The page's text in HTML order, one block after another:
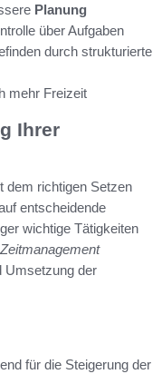
Planung
über Aufgaben
durch strukturierte
mehr Freizeit
Ihrer
dem richtigen Setzen
entscheidende
wichtige Tätigkeiten
Zeitmanagement
Umsetzung der
für die Steigerung der